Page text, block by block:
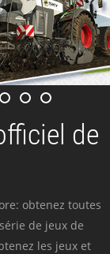
de
obtenez toutes
de jeux de
les jeux et